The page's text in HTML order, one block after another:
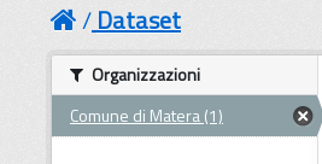
Dataset
Organizzazioni
Comune di Matera (1)